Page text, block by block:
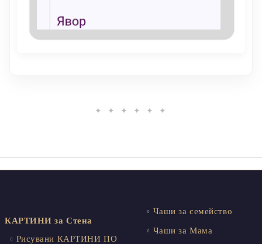
✦ ✦ ✦ ✦ ✦ ✦
КАРТИНИ за Стена
Рисувани КАРТИНИ ПО
Чаши за семейство
Чаши за Мама